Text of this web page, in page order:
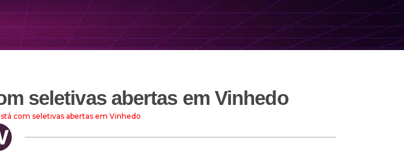
seletivas abertas em Vinhedo
com seletivas abertas em Vinhedo